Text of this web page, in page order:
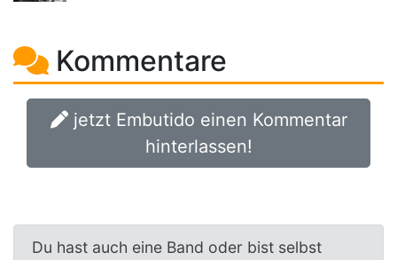
Kommentare
jetzt Embutido einen Kommentar
hinterlassen!
Du hast auch eine Band oder bist selbst